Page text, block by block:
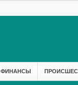
ФИНАНСЫ